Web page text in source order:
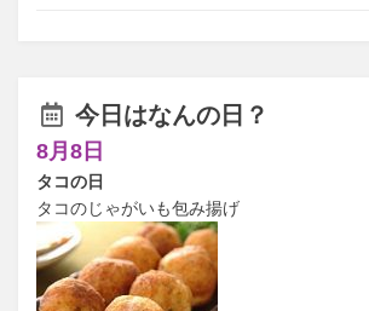
今日はなんの日？
8月8日
タコの日
タコのじゃがいも包み揚げ